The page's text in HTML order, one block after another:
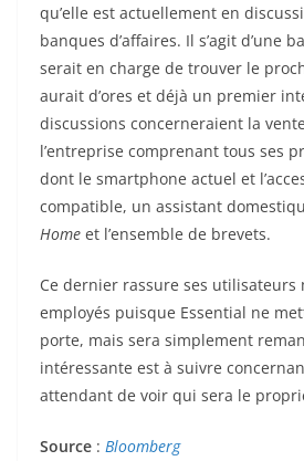
qu’elle est actuellement en
banques d’affaires. Il s’agit d’une
serait en charge de trouver le
aurait d’ores et déjà un premier
discussions concerneraient la
l’entreprise comprenant tous ses
dont le smartphone actuel et
compatible, un assistant
Home et l’ensemble de brevets.
Ce dernier rassure ses utilisateurs
employés puisque Essential ne
porte, mais sera simplement
intéressante est à suivre
attendant de voir qui sera le
Source : Bloomberg